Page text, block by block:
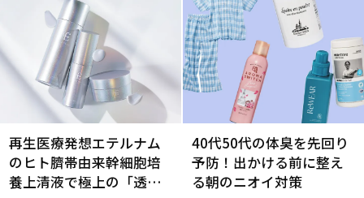
再生医療発想エテルナム
のヒト臍帯由来幹細胞培
養上清液で極上の「透明
40代50代の体臭を先回り
予防！出かける前に整え
る朝のニオイ対策